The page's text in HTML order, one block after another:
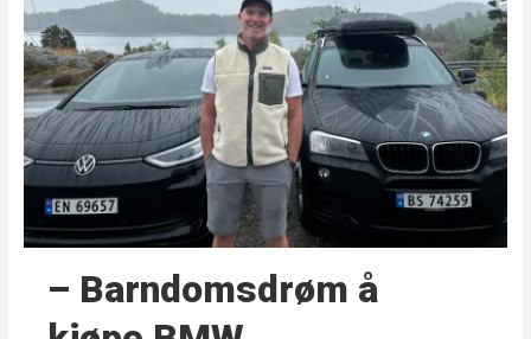
– Barndoms­drøm å